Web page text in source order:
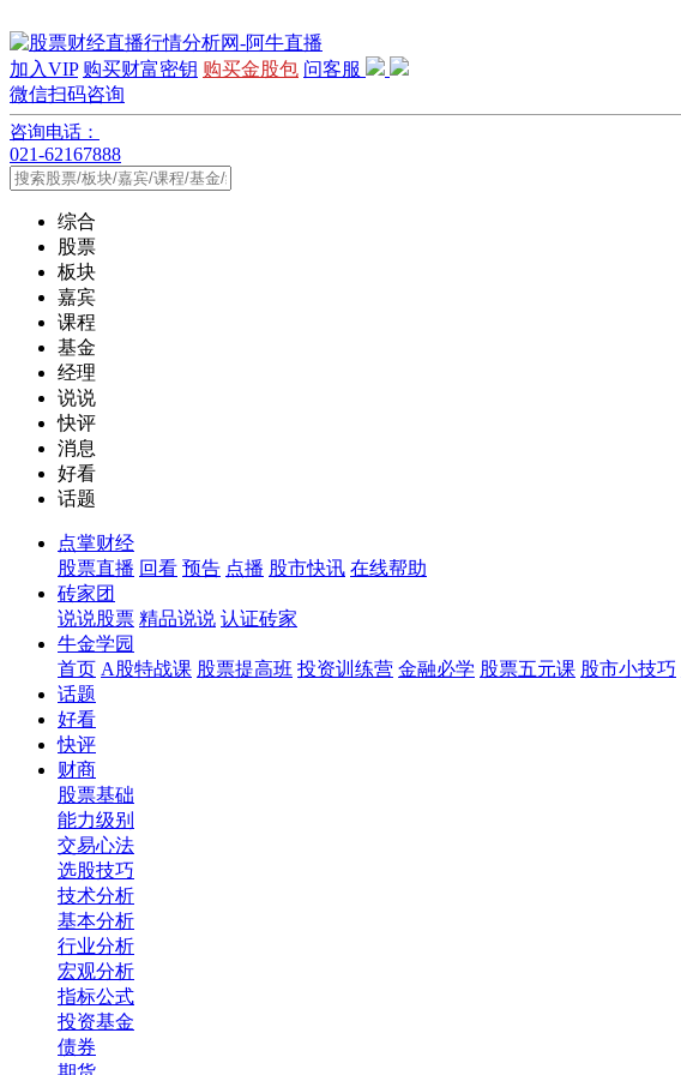
加入VIP 购买财富密钥 购买金股包 问客服
微信扫码咨询
咨询电话：
021-62167888
综合
股票
板块
嘉宾
课程
基金
经理
说说
快评
消息
好看
话题
点掌财经
股票直播 回看 预告 点播 股市快讯 在线帮助
砖家团
说说股票 精品说说 认证砖家
牛金学园
首页 A股特战课 股票提高班 投资训练营 金融必学 股票五元课 股市小技巧
话题
好看
快评
财商
股票基础
能力级别
交易心法
选股技巧
技术分析
基本分析
行业分析
宏观分析
指标公式
投资基金
债券